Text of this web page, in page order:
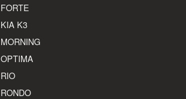
FORTE
KIA K3
MORNING
OPTIMA
RIO
RONDO